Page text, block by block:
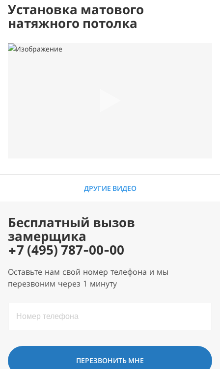
Установка матового
натяжного потолка
ДРУГИЕ ВИДЕО
Бесплатный вызов
замерщика
+7 (495) 787-00-00
Оставьте нам свой номер телефона и мы
перезвоним через 1 минуту
ПЕРЕЗВОНИТЬ МНЕ